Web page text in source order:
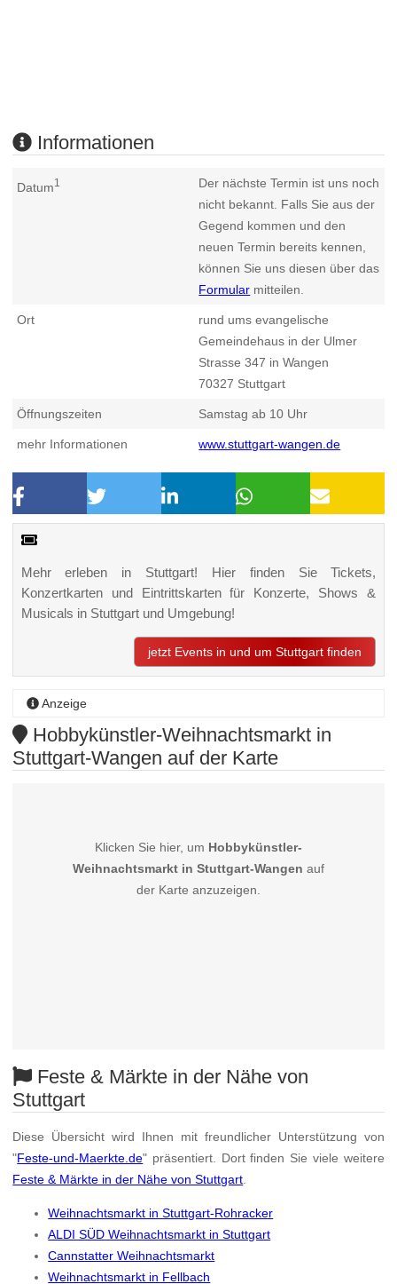
Informationen
Datum1
Der nächste Termin ist uns noch
nicht bekannt. Falls Sie aus der
Gegend kommen und den
neuen Termin bereits kennen,
können Sie uns diesen über das
Formular mitteilen.
Ort
rund ums evangelische
Gemeindehaus in der Ulmer
Strasse 347 in Wangen
70327 Stuttgart
Öffnungszeiten Samstag ab 10 Uhr
mehr Informationen www.stuttgart-wangen.de
Mehr erleben in Stuttgart! Hier finden Sie Tickets,
Konzertkarten und Eintrittskarten für Konzerte, Shows &
Musicals in Stuttgart und Umgebung!
jetzt Events in und um Stuttgart finden
Anzeige
Hobbykünstler-Weihnachtsmarkt in
Stuttgart-Wangen auf der Karte
Klicken Sie hier, um Hobbykünstler-
Weihnachtsmarkt in Stuttgart-Wangen auf
der Karte anzuzeigen.
Feste & Märkte in der Nähe von
Stuttgart
Diese Übersicht wird Ihnen mit freundlicher Unterstützung von
"Feste-und-Maerkte.de" präsentiert. Dort finden Sie viele weitere
Feste & Märkte in der Nähe von Stuttgart
Weihnachtsmarkt in Stuttgart-Rohracker
ALDI SÜD Weihnachtsmarkt in Stuttgart
Cannstatter Weihnachtsmarkt
Weihnachtsmarkt in Fellbach